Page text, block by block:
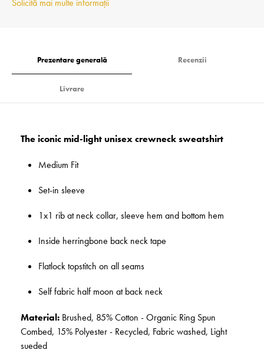
Solicită mai multe informații
Prezentare generală Recenzii
Livrare
The iconic mid-light unisex crewneck sweatshirt
Medium Fit
Set-in sleeve
1x1 rib at neck collar, sleeve hem and bottom hem
Inside herringbone back neck tape
Flatlock topstitch on all seams
Self fabric half moon at back neck
Material: Brushed, 85% Cotton - Organic Ring Spun
Combed, 15% Polyester - Recycled, Fabric washed, Light
sueded